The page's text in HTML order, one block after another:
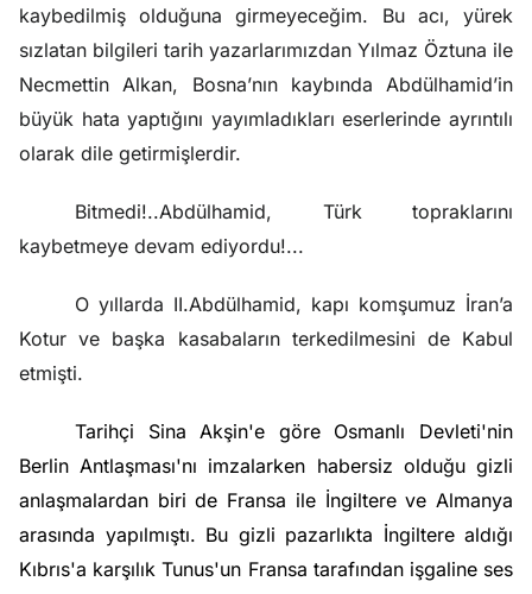
kaybedilmiş olduğuna girmeyeceğim. Bu acı, yürek
sızlatan bilgileri tarih yazarlarımızdan Yılmaz Öztuna ile
Necmettin Alkan, Bosna’nın kaybında Abdülhamid’in
büyük hata yaptığını yayımladıkları eserlerinde ayrıntılı
olarak dile getirmişlerdir.
Bitmedi!..Abdülhamid, Türk topraklarını
kaybetmeye devam ediyordu!...
O yıllarda II.Abdülhamid, kapı komşumuz İran’a
Kotur ve başka kasabaların terkedilmesini de Kabul
etmişti.
Tarihçi Sina Akşin'e göre Osmanlı Devleti'nin
Berlin Antlaşması'nı imzalarken habersiz olduğu gizli
anlaşmalardan biri de Fransa ile İngiltere ve Almanya
arasında yapılmıştı. Bu gizli pazarlıkta İngiltere aldığı
Kıbrıs'a karşılıkTunus'un Fransa tarafından işgaline ses